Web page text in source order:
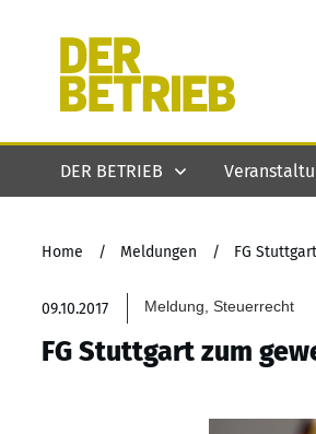
DER BETRIEB
Home / Meldungen / FG
09.10.2017 Meldung, Steuerrecht
FG Stuttgart zum